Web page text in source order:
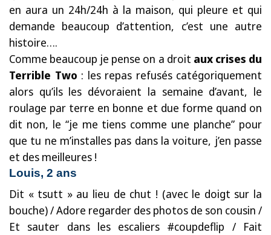
en aura un 24h/24h à la maison, qui pleure et qui
demande beaucoup d’attention, c’est une autre
histoire….
Comme beaucoup je pense on a droit aux crises du
Terrible Two : les repas refusés catégoriquement
alors qu’ils les dévoraient la semaine d’avant, le
roulage par terre en bonne et due forme quand on
dit non, le “je me tiens comme une planche” pour
que tu ne m’installes pas dans la voiture, j’en passe
et des meilleures !
Louis, 2 ans
Dit « tsutt » au lieu de chut ! (avec le doigt sur la
bouche) / Adore regarder des photos de son cousin /
Et sauter dans les escaliers #coupdeflip / Fait